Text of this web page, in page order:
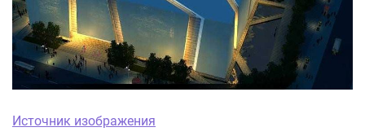
Источник изображения